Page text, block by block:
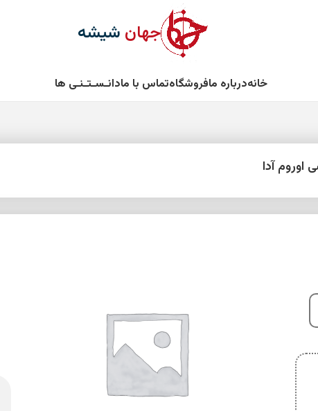
جهان شیشه
خانهدرباره مافروشگاهتماس با مادانـسـتـنـی ها